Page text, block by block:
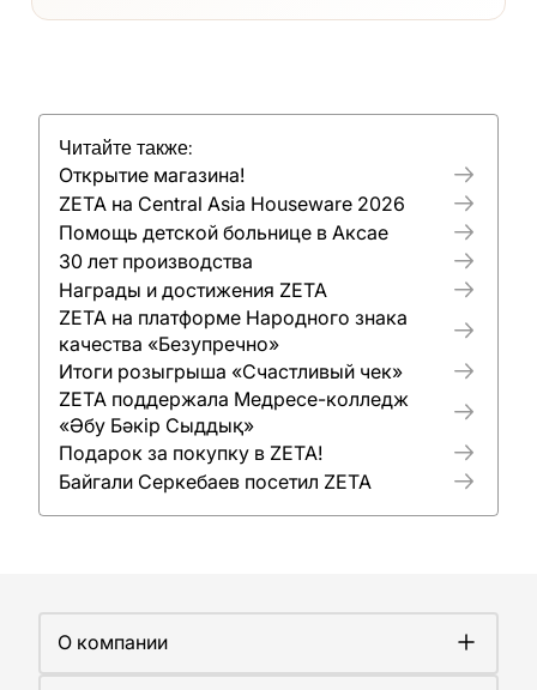
Читайте также:
Открытие магазина!
ZETA на Central Asia Houseware 2026
Помощь детской больнице в Аксае
30 лет производства
Награды и достижения ZETA
ZETA на платформе Народного знака
качества «Безупречно»
Итоги розыгрыша «Счастливый чек»
ZETA поддержала Медресе-колледж
«Әбу Бәкір Сыддық»
Подарок за покупку в ZETA!
Байгали Серкебаев посетил ZETA
О компании